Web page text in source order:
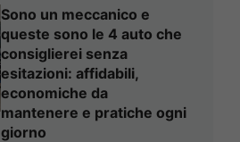
Sono un meccanico e
queste sono le 4 auto che
consiglierei senza
esitazioni: affidabili,
economiche da
mantenere e pratiche ogni
giorno